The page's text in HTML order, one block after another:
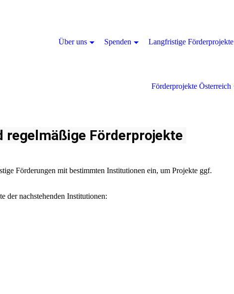
regelmäßige Förderprojekte
Förderungen mit bestimmten Institutionen ein, um Projekte ggf.
der nachstehenden Institutionen:
Über uns Spenden Langfristige Förderprojekte
Förderprojekte Österreich